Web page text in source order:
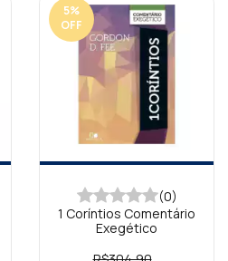
5%
OFF
(0)
1 Coríntios Comentário
Exegético